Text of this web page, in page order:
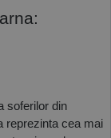
soferilor din
reprezinta cea mai